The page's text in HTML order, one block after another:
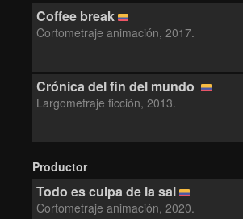
Coffee break
Cortometraje animación, 2017.
Crónica del fin del mundo
Largometraje ficción, 2013.
Productor
Todo es culpa de la sal
Cortometraje animación, 2020.